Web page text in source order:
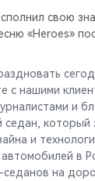
свою
«Heroes»
с нашими
и
который
и
в
на